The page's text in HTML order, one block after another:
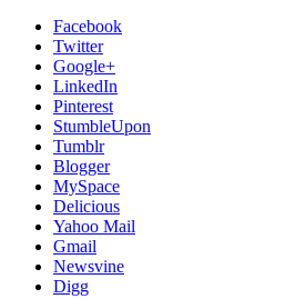
Facebook
Twitter
Google+
LinkedIn
Pinterest
StumbleUpon
Tumblr
Blogger
MySpace
Delicious
Yahoo Mail
Gmail
Newsvine
Digg